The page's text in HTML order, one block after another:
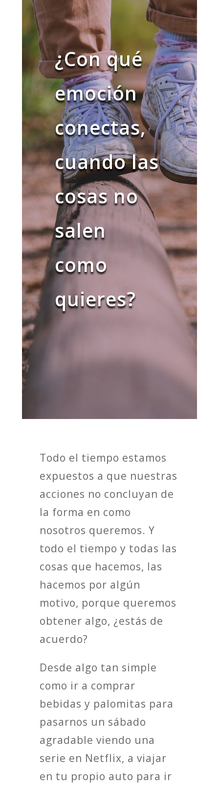
¿Con qué
emoción
conectas,
cuando las
cosas no
salen
como
quieres?
Todo el tiempo estamos
expuestos a que nuestras
acciones no concluyan de
la forma en como
nosotros queremos. Y
todo el tiempo y todas las
cosas que hacemos, las
hacemos por algún
motivo, porque queremos
obtener algo, ¿estás de
acuerdo?
Desde algo tan simple
como ir a comprar
bebidas y palomitas para
pasarnos un sábado
agradable viendo una
serie en Netflix, a viajar
en tu propio auto para ir